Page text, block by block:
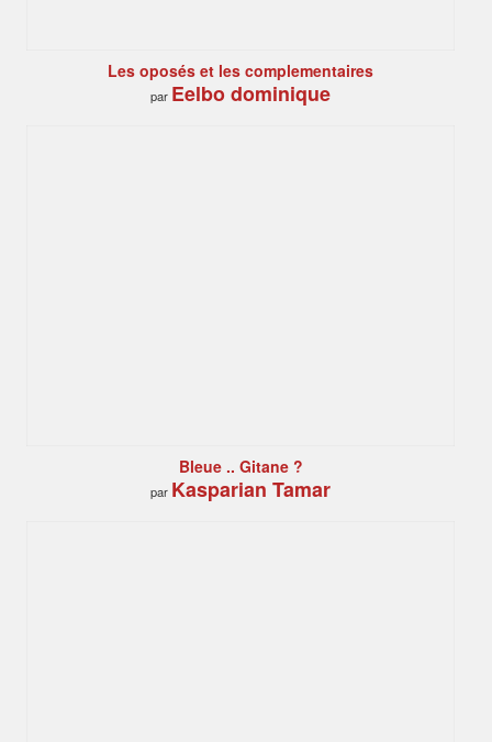
Les oposés et les complementaires
par Eelbo dominique
Bleue .. Gitane ?
par Kasparian Tamar